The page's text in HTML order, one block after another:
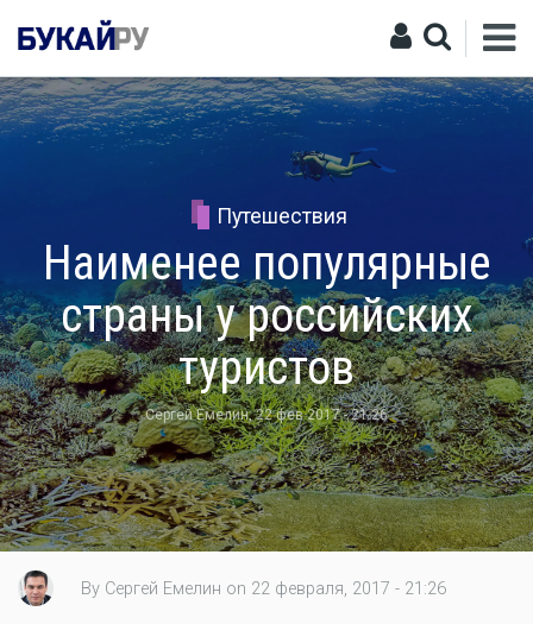
Путешествия
Наименее популярные
страны у российских
туристов
Сергей Емелин, 22 фев 2017 - 21:26
By Сергей Емелин on 22 февраля, 2017 - 21:26